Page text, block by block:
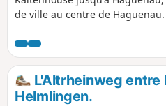
de ville au centre de Haguenau.
L'Altrheinweg entre
Helmlingen.